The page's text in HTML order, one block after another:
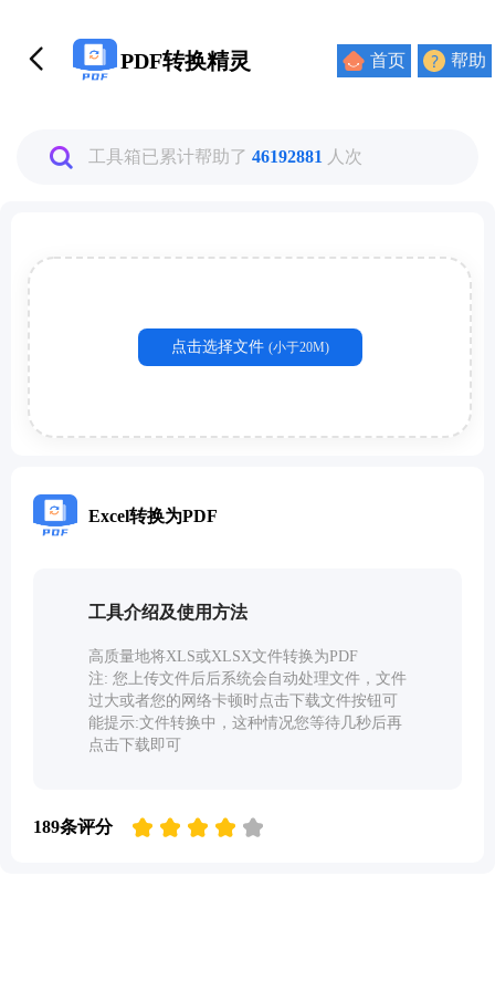
PDF转换精灵 首页 帮助
工具箱已累计帮助了 46192881 人次
点击选择文件 (小于20M)
Excel转换为PDF
工具介绍及使用方法
高质量地将XLS或XLSX文件转换为PDF
注: 您上传文件后后系统会自动处理文件，文件
过大或者您的网络卡顿时点击下载文件按钮可
能提示:文件转换中，这种情况您等待几秒后再
点击下载即可
189条评分